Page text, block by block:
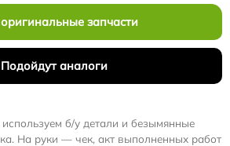
запчасти
Подойдут аналоги
б/у детали и безымянные
На руки — чек, акт выполненных работ